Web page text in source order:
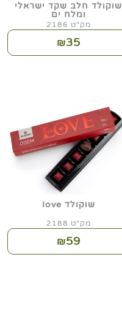
שוקולד חלב שקד ישראלי
ומלח ים
מק"ט 2186
₪35
שוקולד Iove
מק"ט 2188
₪59